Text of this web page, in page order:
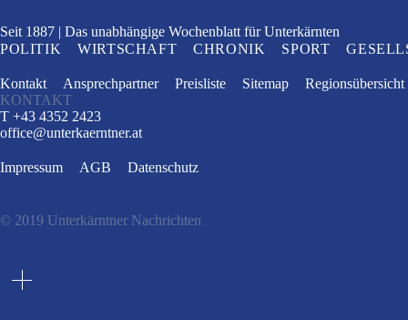
Seit 1887 Das unabhängige Wochenblatt für Unterkärnten
POLITIK
WIRTSCHAFT CHRONIK SPORT
Kontakt Ansprechpartner Preisliste Sitemap
Regionsübersicht
KONTAKT
T +43 4352 2423
office@unterkaerntner.at
Impressum AGB Datenschutz
© 2019 Unterkärntner Nachrichten